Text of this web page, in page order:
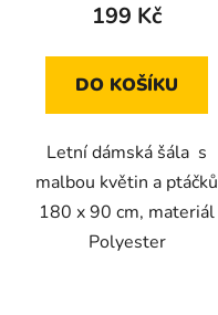
199 Kč
DO KOŠÍKU
Letní dámská šála s
malbou květin a ptáčků
180 x 90 cm, materiál
Polyester